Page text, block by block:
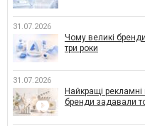
31.07.2026
Чому великі
три роки
31.07.2026
Найкращі рекламні
бренди задавали